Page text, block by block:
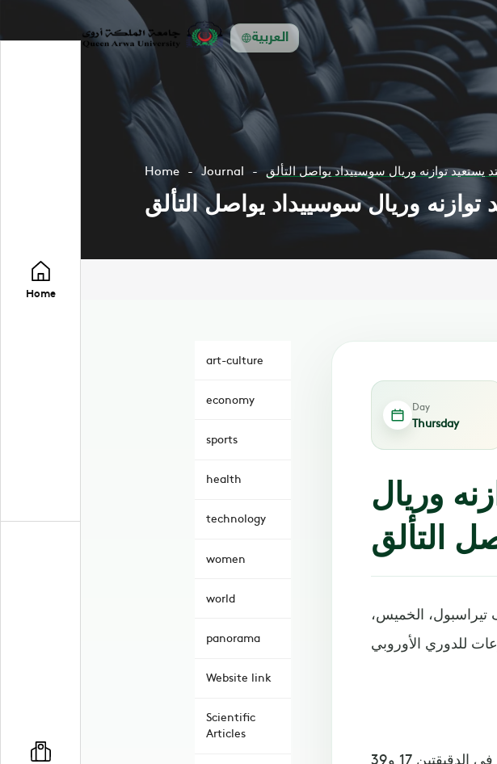
العربية
Home
Home Journal يستعيد توازنه وريال سوسييداد يواصل التألق
توازنه وريال سوسييداد يواصل التألق
art-culture
economy
sports
health
technology
women
world
panorama
Website link
Scientific
Articles
Day
Thursday
وريال
التألق
2-0 على مضيفه شيريف تيراسبول، الخميس،